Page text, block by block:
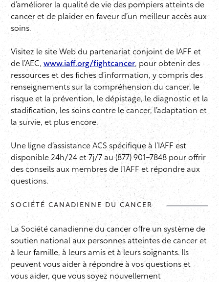
d’améliorer la qualité de vie des pompiers atteints de
cancer et de plaider en faveur d’un meilleur accès aux
soins.
Visitez le site Web du partenariat conjoint de IAFF et
de l’AEC, www.iaff.org/fightcancer, pour obtenir des
ressources et des fiches d’information, y compris des
renseignements sur la compréhension du cancer, le
risque et la prévention, le dépistage, le diagnostic et la
stadification, les soins contre le cancer, l’adaptation et
la survie, et plus encore.
Une ligne d’assistance ACS spécifique à l’IAFF est
disponible 24h/24 et 7j/7 au (877) 901-7848 pour offrir
des conseils aux membres de l’IAFF et répondre aux
questions.
SOCIÉTÉ CANADIENNE DU CANCER
La Société canadienne du cancer offre un système de
soutien national aux personnes atteintes de cancer et
à leur famille, à leurs amis et à leurs soignants. Ils
peuvent vous aider à répondre à vos questions et
vous aider, que vous soyez nouvellement